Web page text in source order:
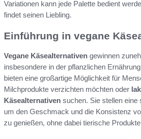
Variationen kann jede Palette bedient
findet seinen Liebling.
Einführung in vegane
Vegane Käsealternativen gewinnen
insbesondere in der pflanzlichen
bieten eine großartige Möglichkeit für
Milchprodukte verzichten möchten oder
Käsealternativen suchen. Sie stellen eine
um den Geschmack und die Konsistenz
zu genießen, ohne dabei tierische